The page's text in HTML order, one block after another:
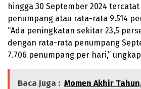
hingga 30 September 2024
penumpang atau rata-rata 9.514
“Ada peningkatan sekitar 23,5
dengan rata-rata penumpang
7.706 penumpang per hari,”
Baca Juga : Momen Akhir